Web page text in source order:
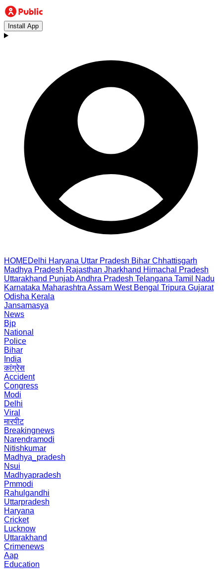
Install App
HOMEDelhi Haryana Uttar Pradesh Bihar Chhattisgarh
Madhya Pradesh Rajasthan Jharkhand Himachal Pradesh
Uttarakhand PunjabAndhra Pradesh Telangana Tamil Nadu
Karnataka Maharashtra Assam West Bengal Tripura Gujarat
Odisha Kerala
Jansamasya
News
Bjp
National
Police
Bihar
India
कांग्रेस
Accident
Congress
Modi
Delhi
Viral
मारपीट
Breakingnews
Narendramodi
Nitishkumar
Madhya_pradesh
Nsui
Madhyapradesh
Pmmodi
Rahulgandhi
Uttarpradesh
Haryana
Cricket
Lucknow
Uttarakhand
Crimenews
Aap
Education